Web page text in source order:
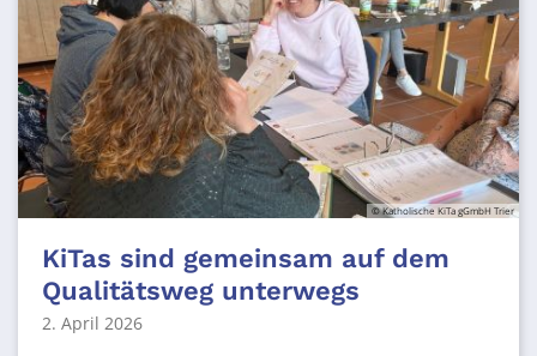
© Katholische KiTa gGmbH Trier
KiTas sind gemeinsam auf dem
Qualitätsweg unterwegs
2. April 2026